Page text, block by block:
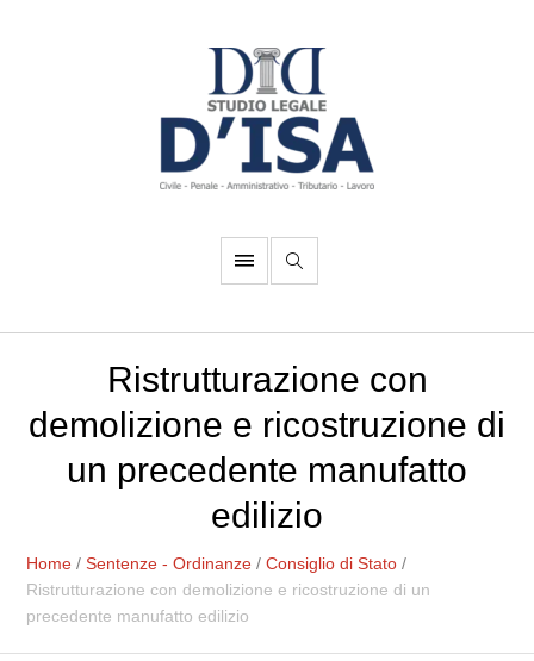
Ristrutturazione con
demolizione e ricostruzione di
un precedente manufatto
edilizio
Home /Sentenze - Ordinanze /Consiglio di Stato /
Ristrutturazione con demolizione e ricostruzione di un
precedente manufatto edilizio